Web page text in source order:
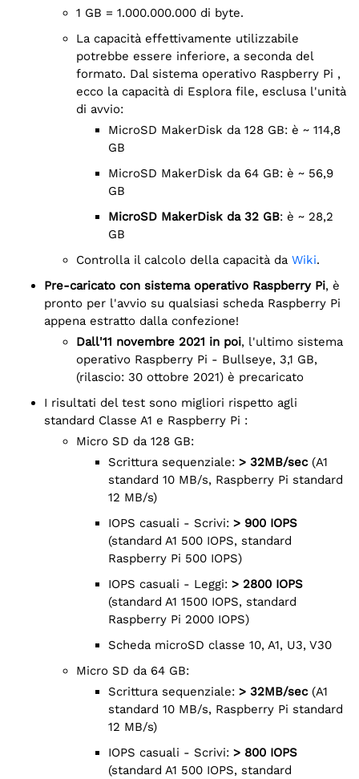
1 GB = 1.000.000.000 di byte.
La capacità effettivamente utilizzabile
potrebbe essere inferiore, a seconda del
formato. Dal sistema operativo Raspberry Pi ,
ecco la capacità di Esplora file, esclusa l'unità
di avvio:
MicroSD MakerDisk da 128 GB: è ~ 114,8
GB
MicroSD MakerDisk da 64 GB: è ~ 56,9
GB
MicroSD MakerDisk da 32 GB: è ~ 28,2
GB
Controlla il calcolo della capacità da Wiki.
Pre-caricato con sistema operativo Raspberry Pi, è
pronto per l'avvio su qualsiasi scheda Raspberry Pi
appena estratto dalla confezione!
dall'11 novembre 2021 in poi, l'ultimo sistema
operativo Raspberry Pi - Bullseye, 3,1 GB,
(rilascio: 30 ottobre 2021) è precaricato
I risultati del test sono migliori rispetto agli
standard Classe A1 e Raspberry Pi :
Micro SD da 128 GB:
Scrittura sequenziale: > 32MB/sec(A1
standard 10 MB/s, Raspberry Pi standard
12 MB/s)
IOPS casuali - Scrivi: > 900 IOPS
(standard A1 500 IOPS, standard
Raspberry Pi 500 IOPS)
IOPS casuali - Leggi: > 2800 IOPS
(standard A1 1500 IOPS, standard
Raspberry Pi 2000 IOPS)
Scheda microSD classe 10, A1, U3, V30
Micro SD da 64 GB:
Scrittura sequenziale: > 32MB/sec(A1
standard 10 MB/s, Raspberry Pi standard
12 MB/s)
IOPS casuali - Scrivi: > 800 IOPS
(standard A1 500 IOPS, standard